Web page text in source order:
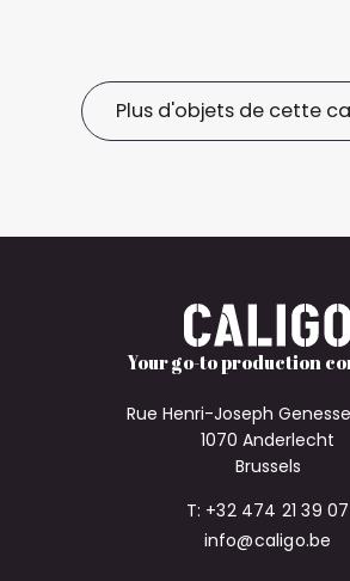
Plus d'objets de cette
Your go-to production
Rue Henri-Joseph
1070 Anderlecht
Brussels
T: +32 474 21 39 07
info@caligo.be